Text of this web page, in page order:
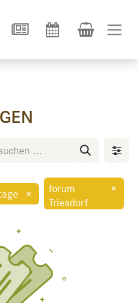
×
forum
Triesdorf
×